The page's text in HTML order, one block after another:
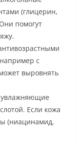
(глицерин,
помогут
с
выровнять
Если кожа
(ниацинамид,